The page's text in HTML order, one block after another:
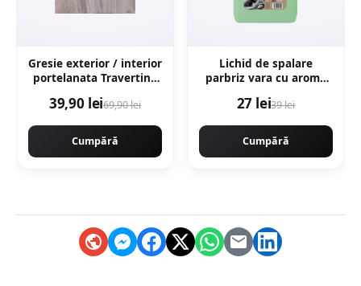
Gresie exterior / interior
portelanata Travertino
lucioasa rectificata tip
39,90 lei69,90 lei
Cumpără
Lichid de spalare
parbriz vara cu aroma
27 lei39 lei
Cumpără